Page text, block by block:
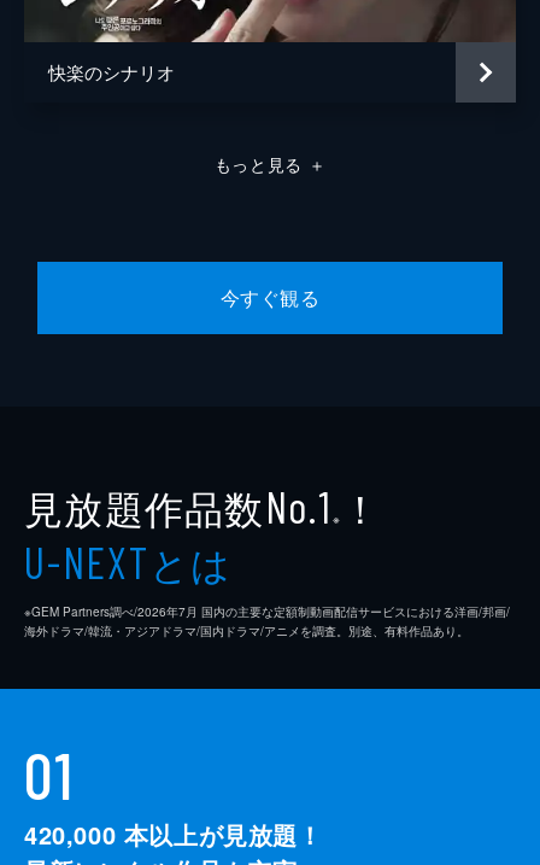
快楽のシナリオ
もっと見る ＋
今すぐ観る
見放題作品数No.1 ※ ！
U-NEXTとは
※GEM Partners調べ/2026年7⽉ 国内の主要な定額制動画配信サービスにおける洋画/邦画/
海外ドラマ/韓流・アジアドラマ/国内ドラマ/アニメを調査。別途、有料作品あり。
01
420,000 本以上が見放題！